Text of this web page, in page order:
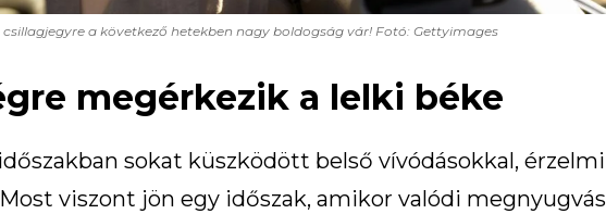
a következő hetekben nagy boldogság vár! Fotó: Gettyimages
megérkezik a lelki béke
sokat küszködött belső vívódásokkal, érzelmi
viszont jön egy időszak, amikor valódi megnyugvás